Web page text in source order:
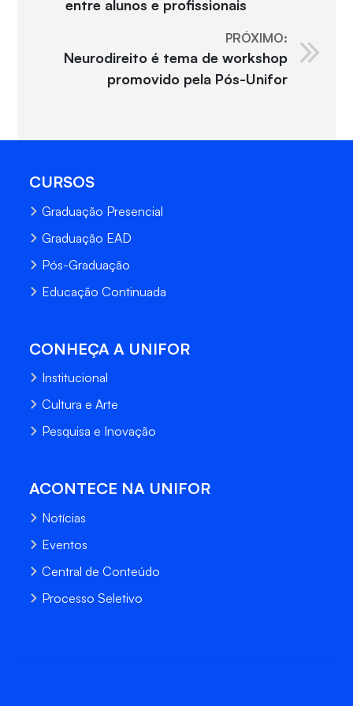
entre alunos e profissionais
PRÓXIMO:
Neurodireito é tema de workshop
promovido pela Pós-Unifor
CURSOS
Graduação Presencial
Graduação EAD
Pós-Graduação
Educação Continuada
CONHEÇA A UNIFOR
Institucional
Cultura e Arte
Pesquisa e Inovação
ACONTECE NA UNIFOR
Notícias
Eventos
Central de Conteúdo
Processo Seletivo